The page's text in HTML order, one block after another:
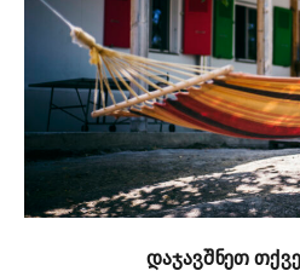
დაჯავშნეთ